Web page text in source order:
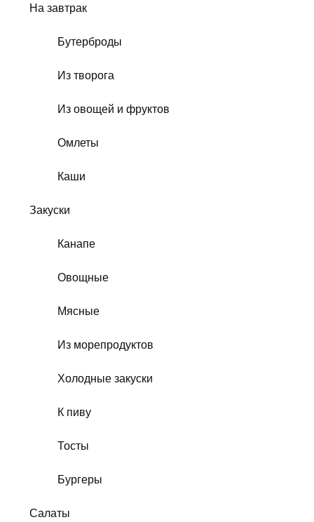
На завтрак
Бутерброды
Из творога
Из овощей и фруктов
Омлеты
Каши
Закуски
Канапе
Овощные
Мясные
Из морепродуктов
Холодные закуски
К пиву
Тосты
Бургеры
Салаты